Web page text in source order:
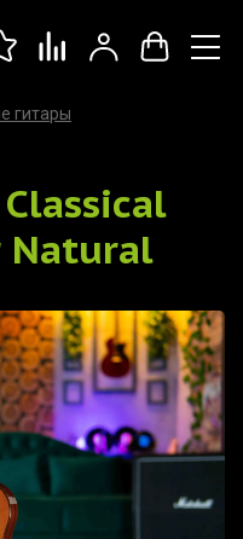
гитары
Natural